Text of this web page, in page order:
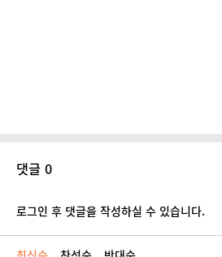
댓글 0
로그인 후 댓글을 작성하실 수 있습니다.